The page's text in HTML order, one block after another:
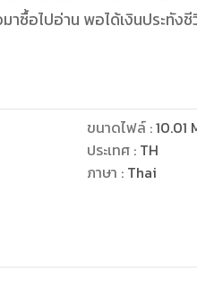
นคนเขียนหนังสือ หน้าตาดำ
ขนาดไฟล์:10.01
ประเทศ : TH
ภาษา : Thai